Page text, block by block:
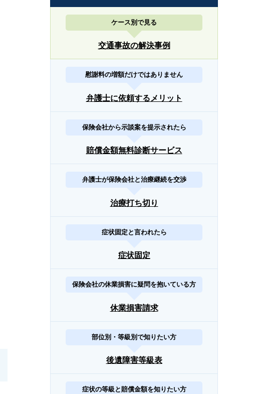
ケース別で見る
交通事故の解決事例
慰謝料の増額だけではありません
弁護士に依頼するメリット
保険会社から示談案を提示されたら
賠償金額無料診断サービス
弁護士が保険会社と治療継続を交渉
治療打ち切り
症状固定と言われたら
症状固定
保険会社の休業損害に疑問を抱いている方
休業損害請求
部位別・等級別で知りたい方
後遺障害等級表
症状の等級と賠償金額を知りたい方